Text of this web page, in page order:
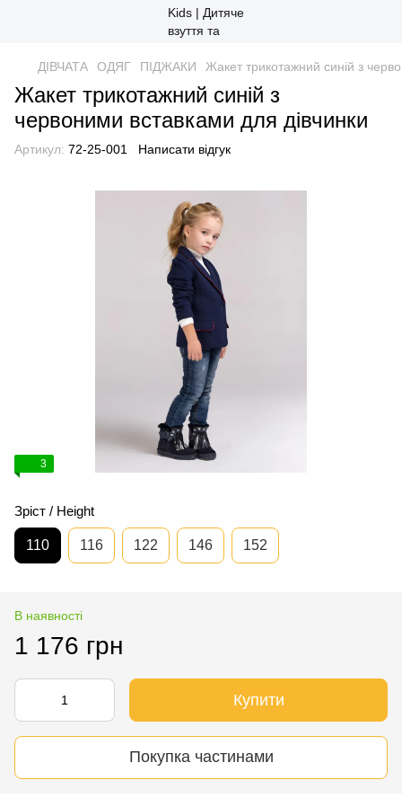
ДІВЧАТА ОДЯГ ПІДЖАКИ Жакет трикотажний синій з
Жакет трикотажний синій з
червоними вставками для дівчинки
Артикул: 72-25-001 Написати відгук
3
Зріст / Height
110 116 122 146 152
В наявності
1 176 грн
Купити
Покупка частинами